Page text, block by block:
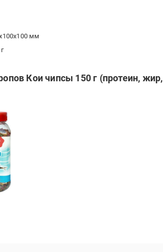
мм
Кои чипсы 150 г (протеин, жир,